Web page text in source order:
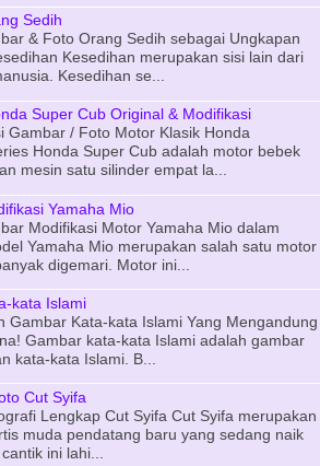
Sedih
& Foto Orang Sedih sebagai Ungkapan
Kesedihan merupakan sisi lain dari
Kesedihan se...
Super Cub Original & Modifikasi
Gambar / Foto Motor Klasik Honda
Honda Super Cub adalah motor bebek
mesin satu silinder empat la...
Yamaha Mio
Modifikasi Motor Yamaha Mio dalam
Yamaha Mio merupakan salah satu motor
digemari. Motor ini...
kata Islami
Gambar Kata-kata Islami Yang Mengandung
Gambar kata-kata Islami adalah gambar
kata-kata Islami. B...
Cut Syifa
Lengkap Cut Syifa Cut Syifa merupakan
muda pendatang baru yang sedang naik
ini lahi...